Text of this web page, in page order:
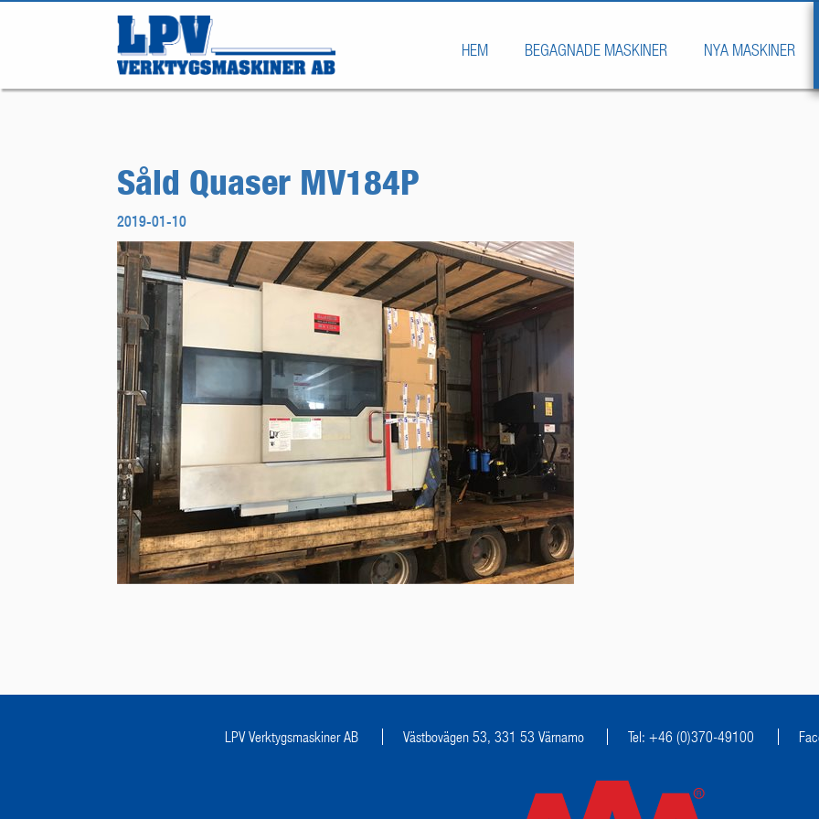
HEM BEGAGNADE MASKINER NYA MASKINER
Såld Quaser MV184P
2019-01-10
LPV Verktygsmaskiner AB Västbovägen 53, 331 53 Värnamo Tel: +46 (0)370-49100